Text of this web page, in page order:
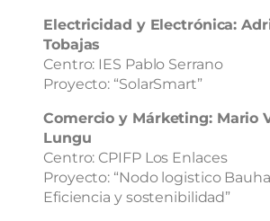
Electricidad y Electrónica:
Tobajas
Centro: IES Pablo Serrano
Proyecto: “SolarSmart”
Comercio y Márketing: Mario
Lungu
Centro: CPIFP Los Enlaces
Proyecto: “Nodo logistico
Eficiencia y sostenibilidad”